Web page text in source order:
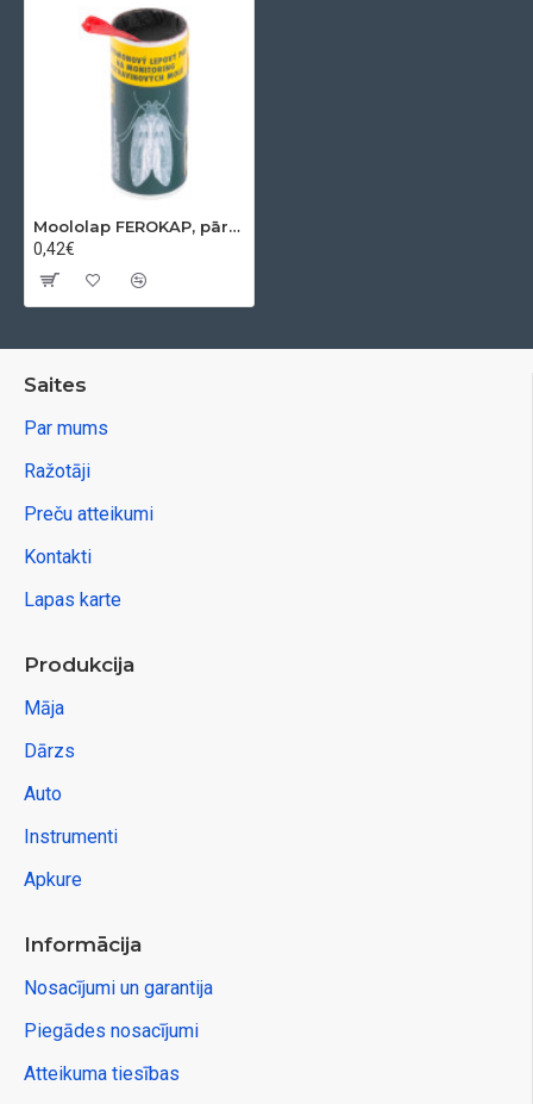
Moololap FEROKAP, pārtikas tilpnēm, līmlente
0,42€
Saites
Par mums
Ražotāji
Preču atteikumi
Kontakti
Lapas karte
Produkcija
Māja
Dārzs
Auto
Instrumenti
Apkure
Informācija
Nosacījumi un garantija
Piegādes nosacījumi
Atteikuma tiesības